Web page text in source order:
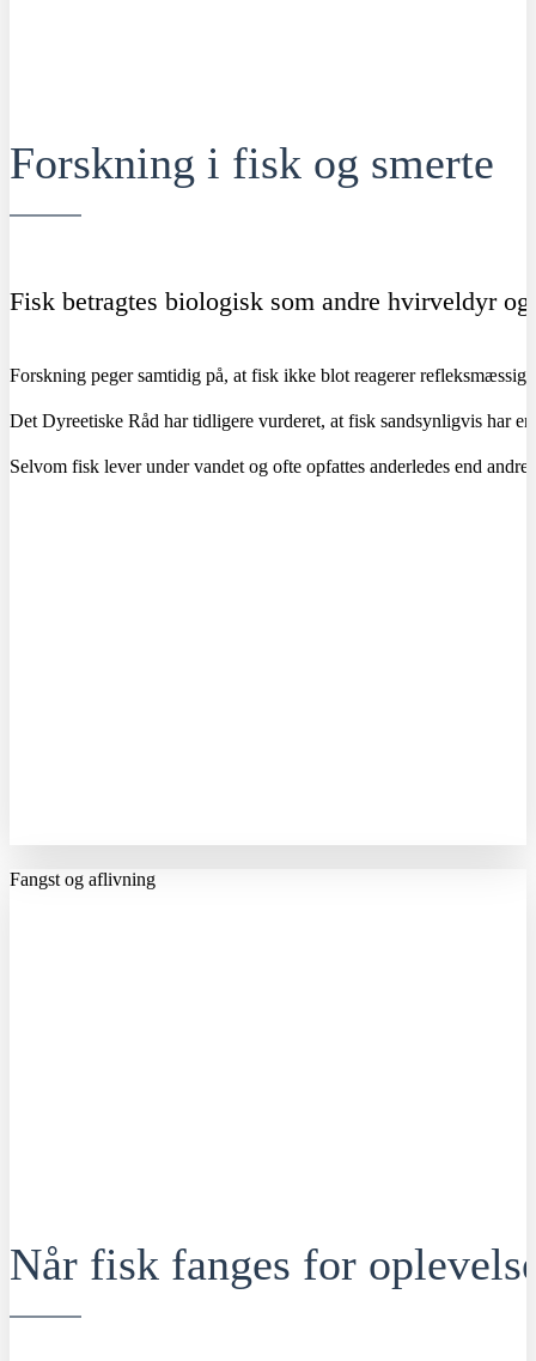
Forskning i fisk og smerte
Fisk betragtes biologisk som andre hvirveldyr
Forskning peger samtidig på, at fisk ikke blot reagerer
Det Dyreetiske Råd har tidligere vurderet, at fisk sandsynligvis har
Selvom fisk lever under vandet og ofte opfattes anderledes end
Fangst og aflivning
Når fisk fanges for